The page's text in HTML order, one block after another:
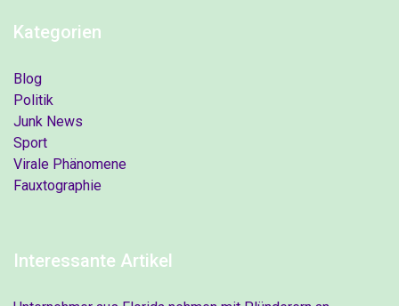
Kategorien
Blog
Politik
Junk News
Sport
Virale Phänomene
Fauxtographie
Interessante Artikel